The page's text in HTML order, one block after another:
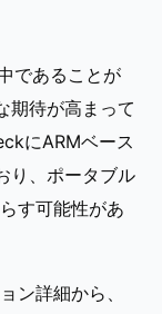
であることが
期待が高まって
にARMベース
り、ポータブル
す可能性があ
ン詳細から、